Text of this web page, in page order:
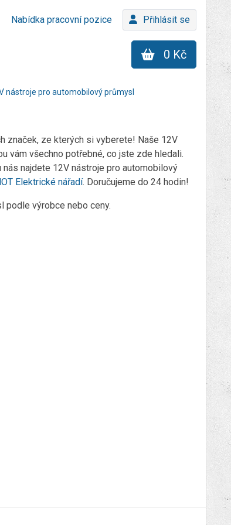
Nabídka pracovní pozice Přihlásit se
0 Kč
nástroje pro automobilový průmysl
značek, ze kterých si vyberete! Naše 12V
vám všechno potřebné, co jste zde hledali.
najdete 12V nástroje pro automobilový
Elektrické nářadí. Doručujeme do 24 hodin!
podle výrobce nebo ceny.